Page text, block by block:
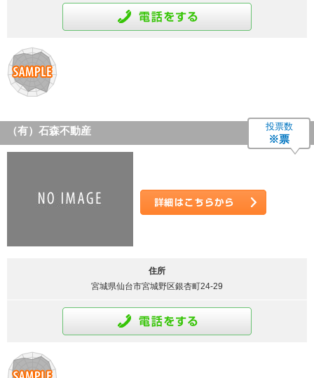
（有）石森不動産 投票数
※票
住所
宮城県仙台市宮城野区銀杏町24-29